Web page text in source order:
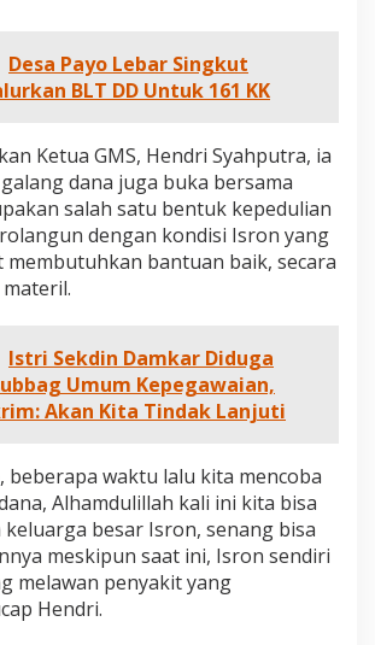
Desa Payo Lebar Singkut
BLT DD Untuk 161 KK
Ketua GMS, Hendri Syahputra, ia
dana juga buka bersama
salah satu bentuk kepedulian
dengan kondisi Isron yang
membutuhkan bantuan baik, secara
Istri Sekdin Damkar Diduga
Umum Kepegawaian,
Akan Kita Tindak Lanjuti
beberapa waktu lalu kita mencoba
Alhamdulillah kali ini kita bisa
besar Isron, senang bisa
meskipun saat ini, Isron sendiri
melawan penyakit yang
Hendri.